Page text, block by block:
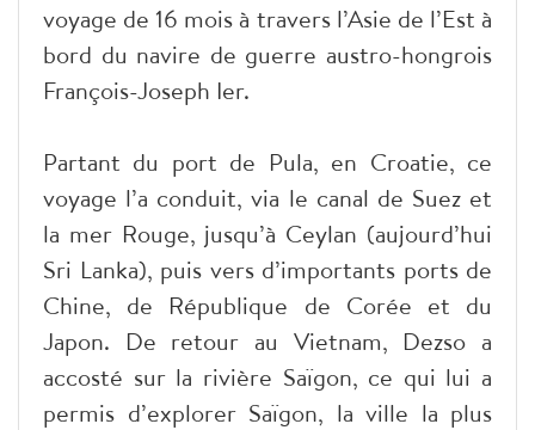
voyage de 16 mois à travers l’Asie de l’Est à
bord du navire de guerre austro-hongrois
François-Joseph Ier.
Partant du port de Pula, en Croatie, ce
voyage l’a conduit, via le canal de Suez et
la mer Rouge, jusqu’à Ceylan (aujourd’hui
Sri Lanka), puis vers d’importants ports de
Chine, de République de Corée et du
Japon. De retour au Vietnam, Dezso a
accosté sur la rivière Saïgon, ce qui lui a
permis d’explorer Saïgon, la ville la plus